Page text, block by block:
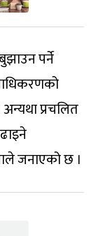
पर्ने
प्रचलित
जनाएको छ ।